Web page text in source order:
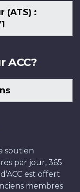
(ATS) :
ACC?
soutien
par jour, 365
est offert
membres